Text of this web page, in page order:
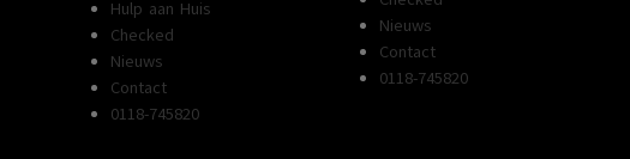
Hulp aan Huis
Checked
Nieuws
Contact
0118-745820
Nieuws
Contact
0118-745820